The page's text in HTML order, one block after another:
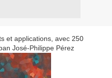
et applications, avec 250
José-Philippe Pérez